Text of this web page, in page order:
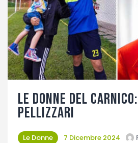
Video
Fotogallery
Le donne del
Pellizzari
Le Donne 7 Dicembre 2024